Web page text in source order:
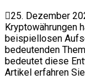
25. Dezember
Kryptowährungen
beispiellosen
bedeutenden
bedeutet diese
Artikel erfahren